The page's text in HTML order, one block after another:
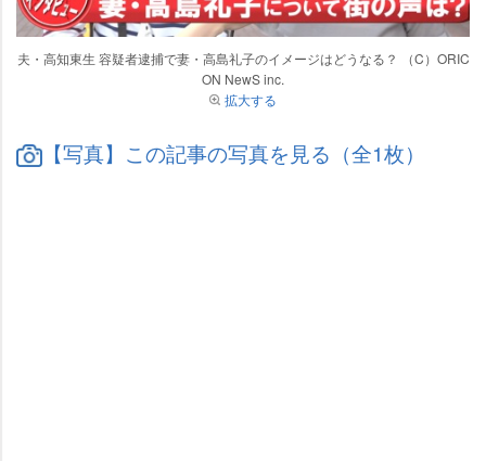
夫・高知東生 容疑者逮捕で妻・高島礼子のイメージはどうなる？ （C）ORIC
ON NewS inc.
拡大する
【写真】この記事の写真を見る（全1枚）